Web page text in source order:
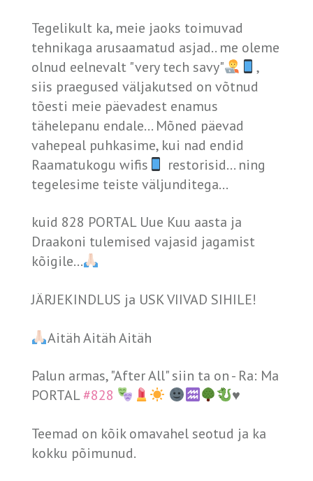
Tegelikult ka, meie jaoks toimuvad
tehnikaga arusaamatud asjad.. me oleme
olnud eelnevalt "very tech savy"
,
siis praegused väljakutsed on võtnud
tõesti meie päevadest enamus
tähelepanu endale... Mõned päevad
vahepeal puhkasime, kui nad endid
Raamatukogu wifis
restorisid... ning
tegelesime teiste väljunditega...
kuid 828 PORTAL Uue Kuu aasta ja
Draakoni tulemised vajasid jagamist
kõigile...
JÄRJEKINDLUS ja USK VIIVAD SIHILE!
Aitäh Aitäh Aitäh
Palun armas, "After All" siin ta on - Ra: Ma
PORTAL#828 ♥️
Teemad on kõik omavahel seotud ja ka
kokku põimunud.